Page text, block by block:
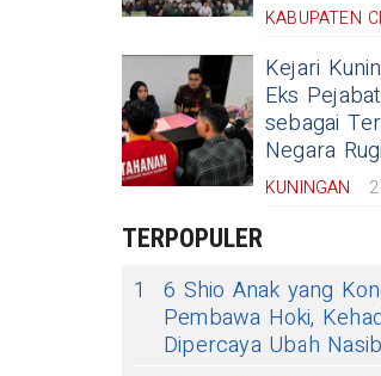
KABUPATEN
Kejari
Eks
sebagai
Negara
KUNINGAN
TERPOPULER
1
6 Shio Anak yang
Pembawa Hoki,
Dipercaya Ubah